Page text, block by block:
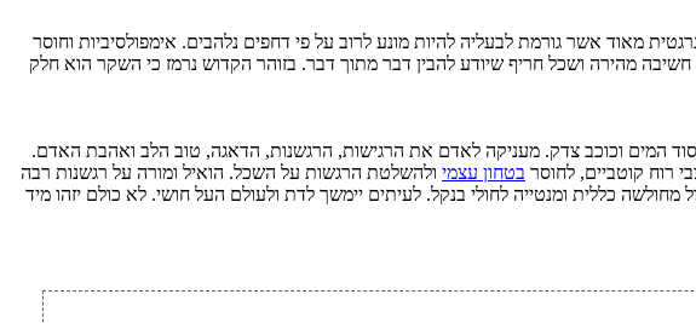
מאוד אשר גורמת לבעליה להיות מונע לרוב על פי דחפים נלהבים. אימפולסיביות וחוסר
מהירה ושכל חריף שיודע להבין דבר מתוך דבר. בזוהר הקדוש נרמז כי השקר הוא חלק
המים וכוכב צדק. מעניקה לאדם את הרגישות, הרגשנות, הדאגה, טוב הלב ואהבת האדם.
רוח קוטביים, לחוסר בטחון עצמי ולהשלטת הרגשות על השכל. הואיל ומורה על רגשנות רבה
כללית ומנטייה לחולי בנקל. לעיתים יימשך לדת ולעולם העל חושי. לא כולם יזהו מיד